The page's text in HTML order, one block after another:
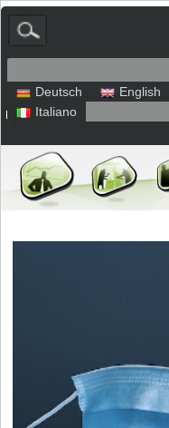
Deutsch English
Italiano
Plan du site